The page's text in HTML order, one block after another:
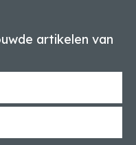
artikelen van